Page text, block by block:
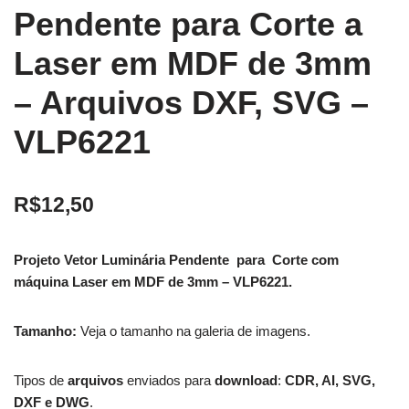
Pendente para Corte a
Laser em MDF de 3mm
– Arquivos DXF, SVG –
VLP6221
R$12,50
Projeto Vetor Luminária Pendente para Corte com
máquina Laser em MDF de 3mm – VLP6221.
Tamanho: Veja o tamanho na galeria de imagens.
Tipos de arquivos enviados para download: CDR, AI, SVG,
DXF e DWG.